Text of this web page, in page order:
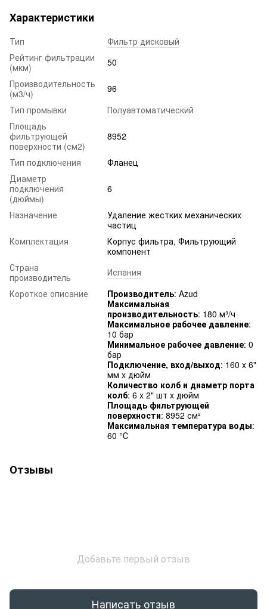
Характеристики
Тип
Фильтр дисковый
Рейтинг фильтрации
(мкм)
50
Производительность
(м3/ч)
96
Тип промывки
Полуавтоматический
Площадь
фильтрующей
поверхности (см2)
8952
Тип подключения
Фланец
Диаметр
подключения
(дюймы)
6
Назначение
Удаление жестких механических
частиц
Комплектация
Корпус фильтра, Фильтрующий
компонент
Страна
производитель
Испания
Короткое описание
Производитель: Azud
Максимальная
производительность: 180 м³/ч
Максимальное рабочее давление:
10 бар
Минимальное рабочее давление: 0
бар
Подключение, вход/выход: 160 x 6"
мм x дюйм
Количество колб и диаметр порта
колб: 6 x 2" шт x дюйм
Площадь фильтрующей
поверхности: 8952 см²
Максимальная температура воды:
60 °С
Отзывы
Добавьте первый отзыв
Написать отзыв